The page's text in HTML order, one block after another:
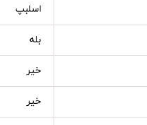
اسلبپ
بله
خیر
خیر